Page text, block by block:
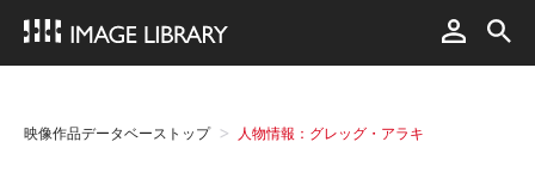
映像作品データベーストップ 人物情報：グレッグ・アラキ